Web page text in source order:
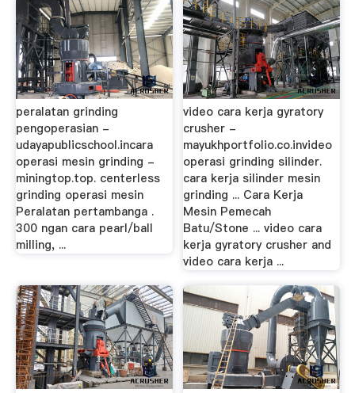
peralatan grinding
pengoperasian -
udayapublicschool.incara
operasi mesin grinding -
miningtop.top. centerless
grinding operasi mesin
Peralatan pertambanga .
300 ngan cara pearl/ball
milling, ...
video cara kerja gyratory
crusher -
mayukhportfolio.co.invideo
operasi grinding silinder.
cara kerja silinder mesin
grinding ... Cara Kerja
Mesin Pemecah
Batu/Stone ... video cara
kerja gyratory crusher and
video cara kerja ...